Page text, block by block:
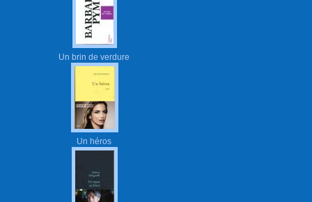
Un brin de verdure
Un héros